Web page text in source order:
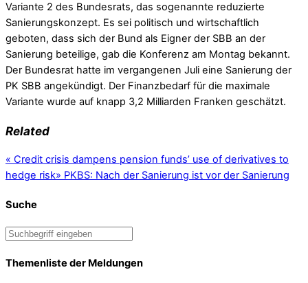
Variante 2 des Bundesrats, das sogenannte reduzierte
Sanierungskonzept. Es sei politisch und wirtschaftlich
geboten, dass sich der Bund als Eigner der SBB an der
Sanierung beteilige, gab die Konferenz am Montag bekannt.
Der Bundesrat hatte im vergangenen Juli eine Sanierung der
PK SBB angekündigt. Der Finanzbedarf für die maximale
Variante wurde auf knapp 3,2 Milliarden Franken geschätzt.
Related
« Credit crisis dampens pension funds’ use of derivatives to
hedge risk» PKBS: Nach der Sanierung ist vor der Sanierung
Suche
Themenliste der Meldungen